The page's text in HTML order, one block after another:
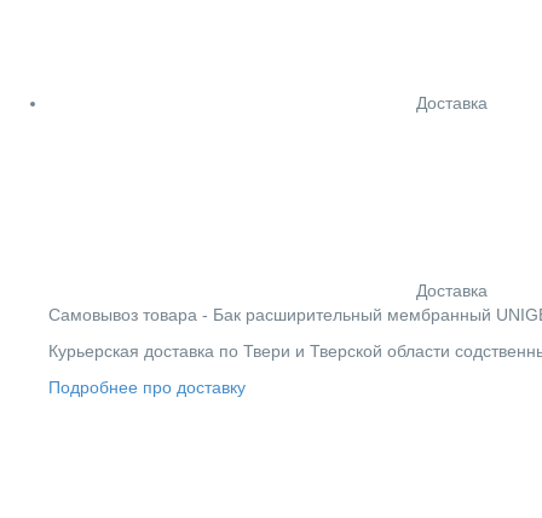
Доставка
Доставка
Cамовывоз товара - Бак расширительный мембранный
Курьерская доставка по Твери и Тверской области
Подробнее про доставку